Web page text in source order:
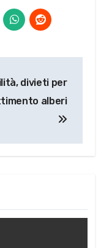
divieti per
alberi